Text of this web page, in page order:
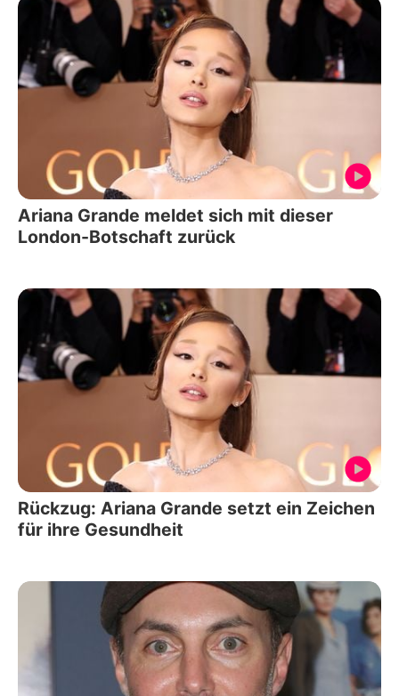
Ariana Grande meldet sich mit dieser
London-Botschaft zurück
Rückzug: Ariana Grande setzt ein Zeichen
für ihre Gesundheit